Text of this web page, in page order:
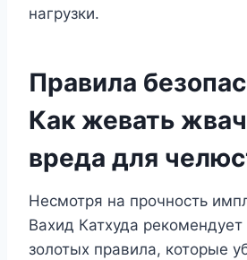
нагрузки.
Правила
Как жевать
вреда для
Несмотря на прочность
Вахид Катхуда
золотых правила, которые